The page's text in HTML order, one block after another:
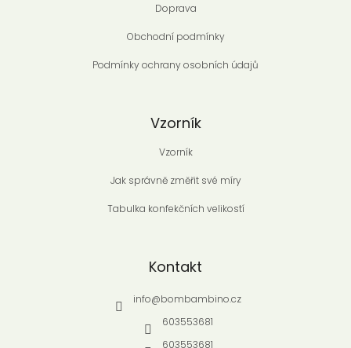
Doprava
Obchodní podmínky
Podmínky ochrany osobních údajů
Vzorník
Vzorník
Jak správně změřit své míry
Tabulka konfekčních velikostí
Kontakt
info@bombambino.cz
603553681
603553681